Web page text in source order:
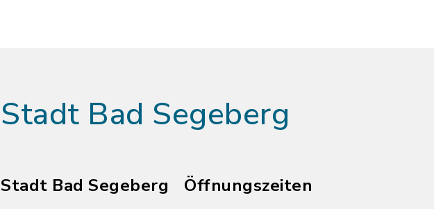
Stadt Bad Segeberg
Stadt Bad Segeberg Öffnungszeiten